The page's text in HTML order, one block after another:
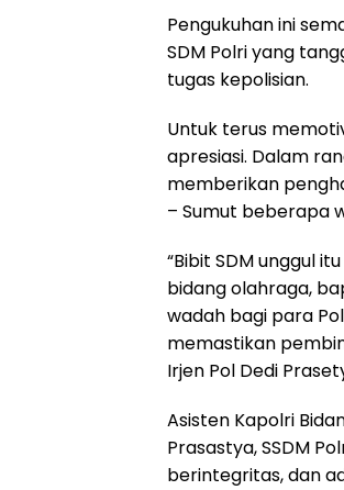
Pengukuhan ini
SDM Polri yang
tugas kepolisian.
Untuk terus
apresiasi. Dalam
memberikan
– Sumut beberapa
“Bibit SDM unggul
bidang olahraga,
wadah bagi para
memastikan
Irjen Pol Dedi
Asisten Kapolri
Prasastya, SSDM
berintegritas, dan